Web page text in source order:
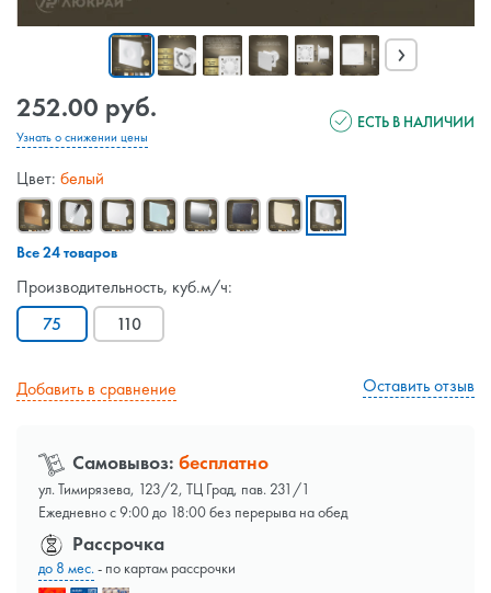
›
252.00 руб.
Узнать о снижении цены
ЕСТЬ В НАЛИЧИИ
Цвет: белый
Все 24 товаров
Производительность, куб.м/ч:
75
110
Добавить в сравнение Оставить отзыв
Самовывоз: бесплатно
ул. Тимирязева, 123/2, ТЦ Град, пав. 231/1
Ежедневно с 9:00 до 18:00 без перерыва на обед
Рассрочка
до 8 мес.- по картам рассрочки